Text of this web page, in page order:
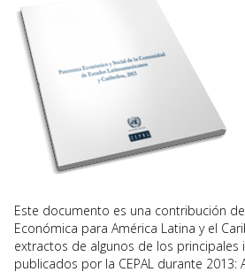
Este documento es una contribución
Económica para América Latina y el
extractos de algunos de los principales
publicados por la CEPAL durante 2013: